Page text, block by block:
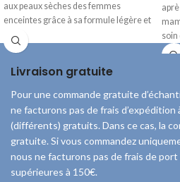
aux peaux sèches des femmes
enceintes grâce à sa formule légère et
rafraîchissante à base de menthol et
d'ingrédients biologiques.
soin
Livraison gratuite
Pour une commande gratuite
ne facturons pas de frais
(différents) gratuits. Dans ce cas, la
gratuite. Si vous commandez
nous ne facturons pas de frais de port
supérieures à 150€.